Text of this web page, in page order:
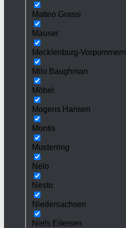
Matteo Grassi
Mauser
Mecklenburg-Vorpommern
Milo Baughman
Möbel
Mogens Hansen
Montis
Musterring
Nelo
Nesto
Niedersachsen
Niels Eilersen